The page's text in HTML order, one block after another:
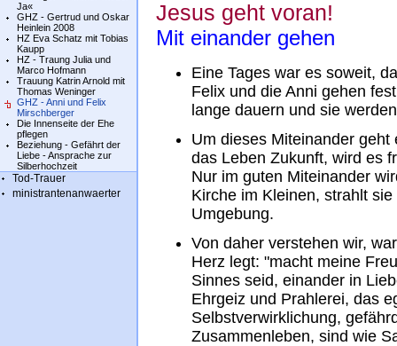
Ja«
GHZ - Gertrud und Oskar
Heinlein 2008
HZ Eva Schatz mit Tobias
Kaupp
HZ - Traung Julia und
Marco Hofmann
Trauung Katrin Arnold mit
Thomas Weninger
GHZ - Anni und Felix
Mirschberger
Die Innenseite der Ehe
pflegen
Beziehung - Gefährt der
Liebe - Ansprache zur
Silberhochzeit
Tod-Trauer
ministrantenanwaerter
Jesus geht voran!
Mit einander gehen
Eine Tages war es soweit,
Felix und die Anni gehen
lange dauern und sie
Um dieses Miteinander
das Leben Zukunft, wird es
Nur im guten Miteinander
Kirche im Kleinen, strahlt
Umgebung.
Von daher verstehen wir,
Herz legt: "macht meine
Sinnes seid, einander in
Ehrgeiz und Prahlerei, das
Selbstverwirklichung,
Zusammenleben, sind wie